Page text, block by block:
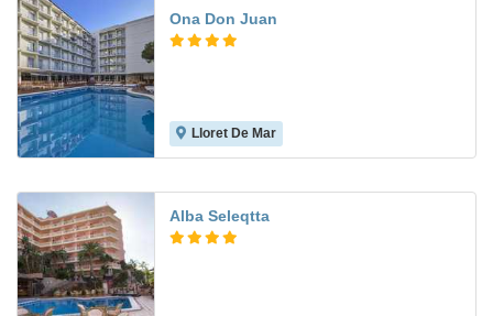
Ona Don Juan
Lloret De Mar
Alba Seleqtta